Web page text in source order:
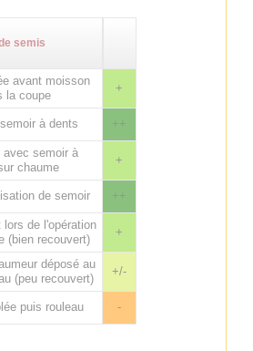
semis
avant moisson
la coupe
+
à dents ++
semoir à
chaume
+
de semoir ++
de l'opération
(bien recouvert)
+
déposé au
(peu recouvert)
+/-
puis rouleau -